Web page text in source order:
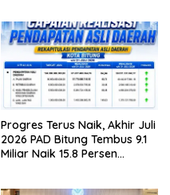
Progres Terus Naik, Akhir Juli
2026 PAD Bitung Tembus 9.1
Miliar Naik 15.8 Persen